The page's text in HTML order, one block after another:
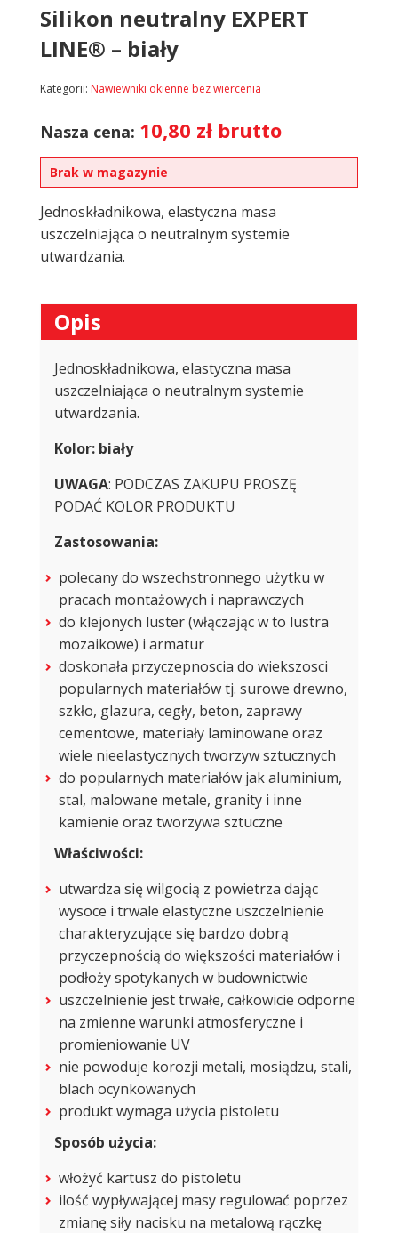
Silikon neutralny EXPERT
LINE® – biały
Kategorii: Nawiewniki okienne bez wiercenia
Nasza cena: 10,80 zł brutto
Brak w magazynie
Jednoskładnikowa, elastyczna masa
uszczelniająca o neutralnym systemie
utwardzania.
Opis
Jednoskładnikowa, elastyczna masa
uszczelniająca o neutralnym systemie
utwardzania.
Kolor: biały
UWAGA: PODCZAS ZAKUPU PROSZĘ
PODAĆ KOLOR PRODUKTU
Zastosowania:
polecany do wszechstronnego użytku w
pracach montażowych i naprawczych
do klejonych luster (włączając w to lustra
mozaikowe) i armatur
doskonała przyczepnoscia do wiekszosci
popularnych materiałów tj. surowe drewno,
szkło, glazura, cegły, beton, zaprawy
cementowe, materiały laminowane oraz
wiele nieelastycznych tworzyw sztucznych
do popularnych materiałów jak aluminium,
stal, malowane metale, granity i inne
kamienie oraz tworzywa sztuczne
Właściwości:
utwardza się wilgocią z powietrza dając
wysoce i trwale elastyczne uszczelnienie
charakteryzujące się bardzo dobrą
przyczepnością do większości materiałów i
podłoży spotykanych w budownictwie
uszczelnienie jest trwałe, całkowicie odporne
na zmienne warunki atmosferyczne i
promieniowanie UV
nie powoduje korozji metali, mosiądzu, stali,
blach ocynkowanych
produkt wymaga użycia pistoletu
Sposób użycia:
włożyć kartusz do pistoletu
ilość wypływającej masy regulować poprzez
zmianę siły nacisku na metalową rączkę